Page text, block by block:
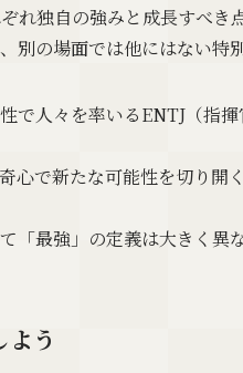
れ独自の強みと成長すべき
別の場面では他にはない特
で人々を率いるENTJ（指
心で新たな可能性を切り
「最強」の定義は大きく異な
う